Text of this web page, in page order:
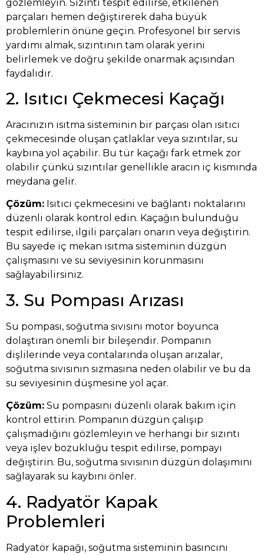
gözlemleyin. Sızıntı tespit edilirse, etkilenen
parçaları hemen değiştirerek daha büyük
problemlerin önüne geçin. Profesyonel bir servis
yardımı almak, sızıntının tam olarak yerini
belirlemek ve doğru şekilde onarmak açısından
faydalıdır.
2. Isıtıcı Çekmecesi Kaçağı
Aracınızın ısıtma sisteminin bir parçası olan ısıtıcı
çekmecesinde oluşan çatlaklar veya sızıntılar, su
kaybına yol açabilir. Bu tür kaçağı fark etmek zor
olabilir çünkü sızıntılar genellikle aracın iç kısmında
meydana gelir.
Çözüm: Isıtıcı çekmecesini ve bağlantı noktalarını
düzenli olarak kontrol edin. Kaçağın bulunduğu
tespit edilirse, ilgili parçaları onarın veya değiştirin.
Bu sayede iç mekan ısıtma sisteminin düzgün
çalışmasını ve su seviyesinin korunmasını
sağlayabilirsiniz.
3. Su Pompası Arızası
Su pompası, soğutma sıvısını motor boyunca
dolaştıran önemli bir bileşendir. Pompanın
dişlilerinde veya contalarında oluşan arızalar,
soğutma sıvısının sızmasına neden olabilir ve bu da
su seviyesinin düşmesine yol açar.
Çözüm: Su pompasını düzenli olarak bakım için
kontrol ettirin. Pompanın düzgün çalışıp
çalışmadığını gözlemleyin ve herhangi bir sızıntı
veya işlev bozukluğu tespit edilirse, pompayı
değiştirin. Bu, soğutma sıvısının düzgün dolaşımını
sağlayarak su kaybını önler.
4. Radyatör Kapak
Problemleri
Radyatör kapağı, soğutma sisteminin basıncını